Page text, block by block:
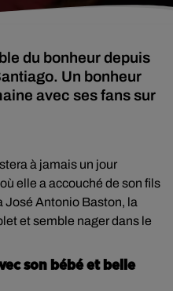
du bonheur depuis
Un bonheur
avec ses fans sur
à jamais un jour
elle a accouché de son fils
José Antonio Baston, la
et semble nager dans le
son bébé et belle